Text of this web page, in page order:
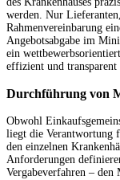
werden. Nur
Rahmenvereinbarung
Angebotsabgabe im
ein
effizient und transparent
Durchführung von
Obwohl
liegt die Verantwortung
den einzelnen
Anforderungen
Vergabeverfahren –